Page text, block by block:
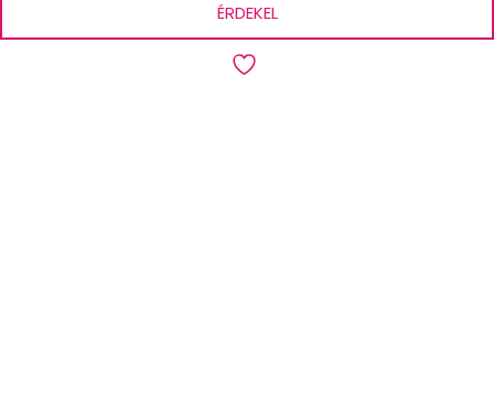
ÉRDEKEL